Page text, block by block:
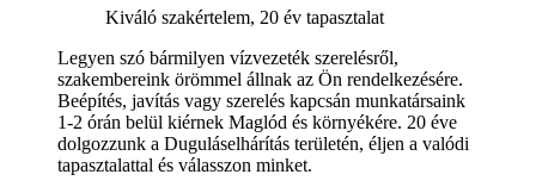
Kiváló szakértelem, 20 év tapasztalat
Legyen szó bármilyen vízvezeték szerelésről,
szakembereink örömmel állnak az Ön rendelkezésére.
Beépítés, javítás vagy szerelés kapcsán munkatársaink
1-2 órán belül kiérnek Maglód és környékére. 20 éve
dolgozzunk a Duguláselhárítás területén, éljen a valódi
tapasztalattal és válasszon minket.